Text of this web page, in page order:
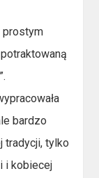
prostym
bardzo
tradycji, tylko
i kobiecej